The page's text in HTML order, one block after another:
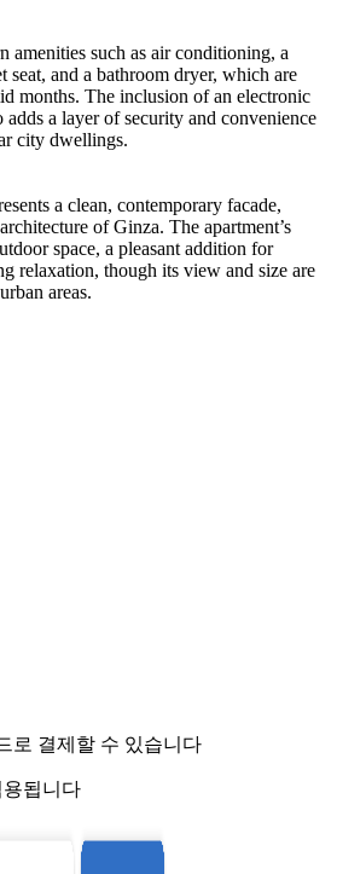
amenities such as air conditioning, a
and a bathroom dryer, which are
months. The inclusion of an electronic
a layer of security and convenience
city dwellings.
a clean, contemporary facade,
of Ginza. The apartment’s
space, a pleasant addition for
relaxation, though its view and size are
areas.
로 결제할 수 있습니다
됩니다